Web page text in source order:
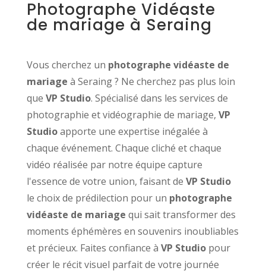
Photographe Vidéaste
de mariage à Seraing
Vous cherchez un photographe vidéaste de
mariage à Seraing ? Ne cherchez pas plus loin
que VP Studio. Spécialisé dans les services de
photographie et vidéographie de mariage, VP
Studioapporte une expertise inégalée à
chaque événement. Chaque cliché et chaque
vidéo réalisée par notre équipe capture
l'essence de votre union, faisant de VP Studio
le choix de prédilection pour un photographe
vidéaste de mariage qui sait transformer des
moments éphémères en souvenirs inoubliables
et précieux. Faites confiance à VP Studiopour
créer le récit visuel parfait de votre journée